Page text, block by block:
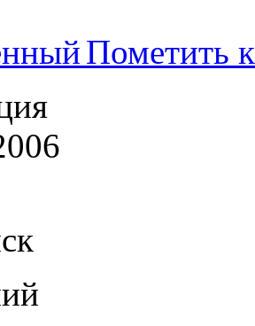
Пометить